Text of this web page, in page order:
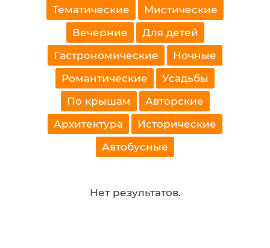
Тематические
Мистические
Вечерние
Для детей
Гастрономические
Ночные
Романтические
Усадьбы
По крышам
Авторские
Архитектура
Исторические
Автобусные
Нет результатов.